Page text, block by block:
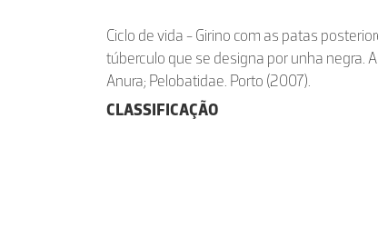
Ciclo de vida - Girino com as patas
túberculo que se designa por unha negra.
Anura; Pelobatidae. Porto (2007).
CLASSIFICAÇÃO